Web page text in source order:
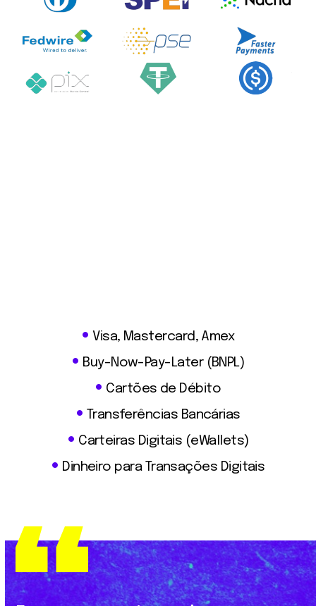
Visa, Mastercard, Amex
Buy-Now-Pay-Later (BNPL)
Cartões de Débito
Transferências Bancárias
Carteiras Digitais (eWallets)
Dinheiro para Transações Digitais